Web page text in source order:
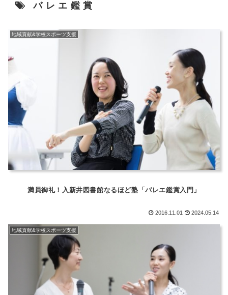
バレエ鑑賞
地域貢献&学校スポーツ支援
満員御礼！入新井図書館なるほど塾「バレエ鑑賞入門」
2016.11.01 2024.05.14
地域貢献&学校スポーツ支援